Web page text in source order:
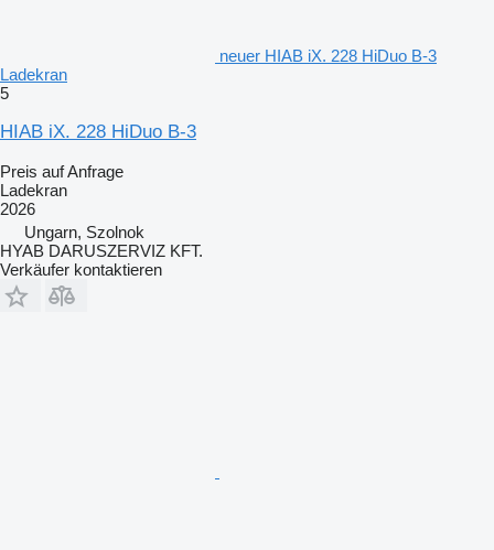
neuer HIAB iX. 228 HiDuo B-3
Ladekran
5
HIAB iX. 228 HiDuo B-3
Preis auf Anfrage
Ladekran
2026
Ungarn, Szolnok
HYAB DARUSZERVIZ KFT.
Verkäufer kontaktieren